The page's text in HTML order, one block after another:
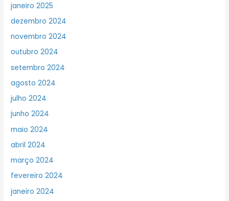
janeiro 2025
dezembro 2024
novembro 2024
outubro 2024
setembro 2024
agosto 2024
julho 2024
junho 2024
maio 2024
abril 2024
março 2024
fevereiro 2024
janeiro 2024